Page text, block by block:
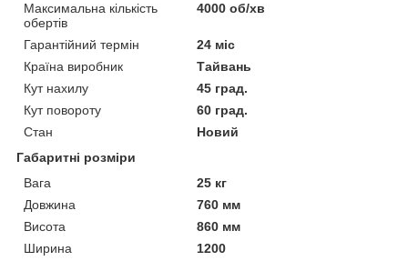
Максимальна кількість
обертів
4000 об/хв
Гарантійний термін
24 міс
Країна виробник
Тайвань
Кут нахилу
45 град.
Кут повороту
60 град.
Стан
Новий
Габаритні розміри
Вага
25 кг
Довжина
760 мм
Висота
860 мм
Ширина
1200